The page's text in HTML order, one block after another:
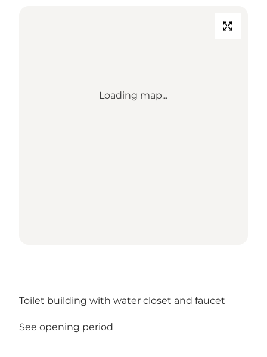
Loading map...
Toilet building with water closet and faucet
See opening period